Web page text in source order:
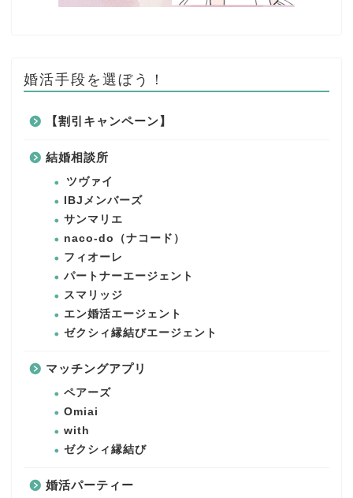
婚活手段を選ぼう！
【割引キャンペーン】
結婚相談所
ツヴァイ
IBJメンバーズ
サンマリエ
naco-do（ナコード）
フィオーレ
パートナーエージェント
スマリッジ
エン婚活エージェント
ゼクシィ縁結びエージェント
マッチングアプリ
ペアーズ
Omiai
with
ゼクシィ縁結び
婚活パーティー